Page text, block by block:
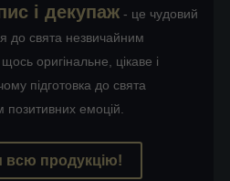
і декупаж - це чудовий
до свята незвичайним
оригінальне, цікаве і
підготовка до свята
емоцій.
всю продукцію!